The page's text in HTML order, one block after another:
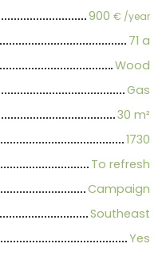
900 € /year
71 a
Wood
Gas
30 m²
1730
To refresh
Campaign
Southeast
Yes